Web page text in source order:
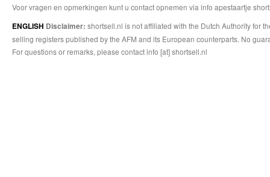
Voor vragen en opmerkingen kunt u contact opnemen via info apestaartje
ENGLISH Disclaimer: shortsell.nl is not affiliated with the Dutch Authority for
selling registers published by the AFM and its European counterparts. No
For questions or remarks, please contact info [at] shortsell.nl